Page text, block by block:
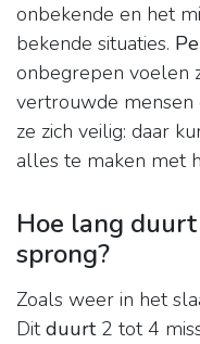
onbekende en het
bekende situaties.
onbegrepen voelen
vertrouwde mensen
ze zich veilig: daar
alles te maken met
Hoe lang
sprong?
Zoals weer in het
Ditduurt2 tot 4